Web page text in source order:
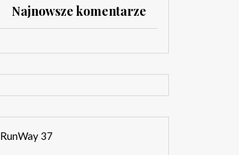
Najnowsze komentarze
RunWay 37